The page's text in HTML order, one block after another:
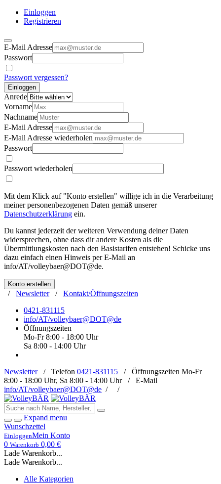
Einloggen
Registrieren
E-Mail Adresse
Passwort
Passwort vergessen?
Einloggen
Anrede
Vorname
Nachname
E-Mail Adresse
E-Mail Adresse wiederholen
Passwort
Passwort wiederholen
Mit dem Klick auf "Konto erstellen" willige ich in die Verarbeitung
meiner personenbezogenen Daten gemäß unserer
Datenschutzerklärung ein.
Du kannst jederzeit der weiteren Verwendung deiner Daten
widersprechen, ohne dass dir andere Kosten als die
Übermittlungskosten nach den Basistarifen entstehen! Schicke uns
dazu einfach einen Hinweis per E-Mail an
info/AT/volleybaer@DOT@de.
Konto erstellen
/ Newsletter/ Kontakt/Öffnungszeiten
0421-831115
info/AT/volleybaer@DOT@de
Öffnungszeiten
Mo-Fr 8:00 - 18:00 Uhr
Sa 8:00 - 14:00 Uhr
Newsletter/ Telefon 0421-831115 / Öffnungszeiten Mo-Fr
8:00 - 18:00 Uhr, Sa 8:00 - 14:00 Uhr / E-Mail
info/AT/volleybaer@DOT@de / /
Expand menu
Wunschzettel
EinloggenMein Konto
0 Warenkorb 0,00 €
Lade Warenkorb...
Lade Warenkorb...
Alle Kategorien